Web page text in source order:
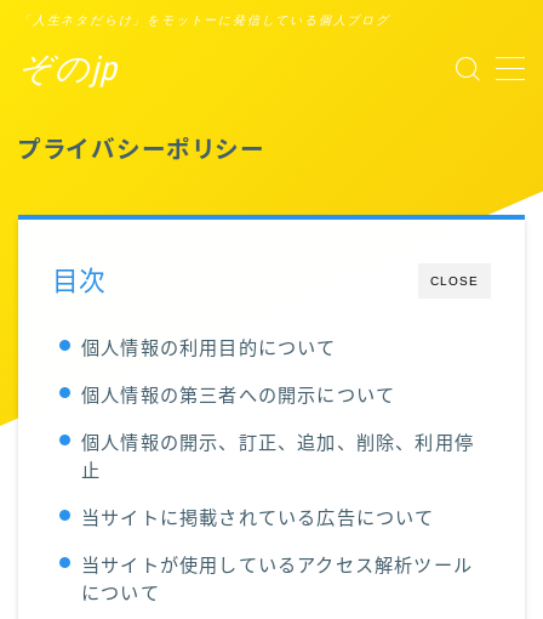
ぞのjp
「人生ネタだらけ」をモットーに発信している個人ブログ
MENU
プロフィール
タスクシュート時間術
プライバシーポリシー
CLOSE
目次
個人情報の利用目的について
個人情報の第三者への開示について
個人情報の開示、訂正、追加、削除、利用停
止
当サイトに掲載されている広告について
当サイトが使用しているアクセス解析ツール
について